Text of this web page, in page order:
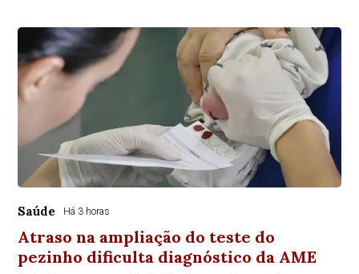
Saúde Há 3 horas
Atraso na ampliação do teste do
pezinho dificulta diagnóstico da AME